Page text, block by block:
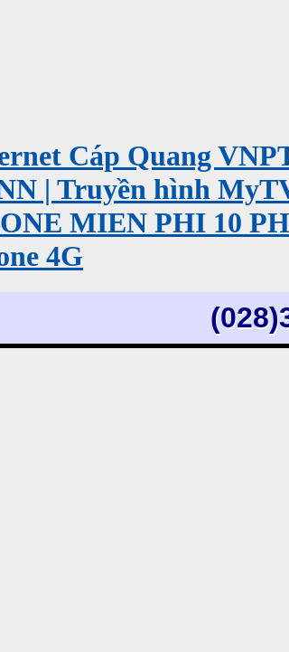
Cáp Quang
| Truyền hình
MIEN PHI 10
4G